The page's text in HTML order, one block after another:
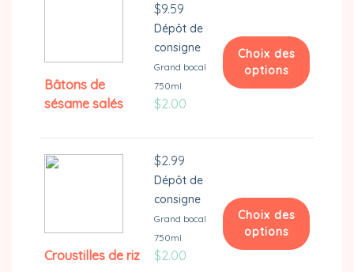
Bâtons de
sésame salés
$9.59
de
prix :
$4.79
$9.59
Dépôt de
consigne
Grand bocal
750ml
$2.00
Choix des
options
a
options
peuvent
être
Croustilles de riz
$2.99
Dépôt de
consigne
Grand bocal
750ml
$2.00
Choix des
options